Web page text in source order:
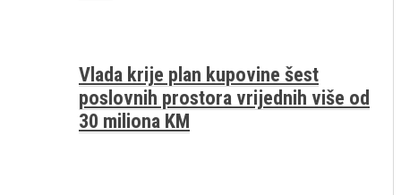
Vlada krije plan kupovine šest
poslovnih prostora vrijednih više od
30 miliona KM